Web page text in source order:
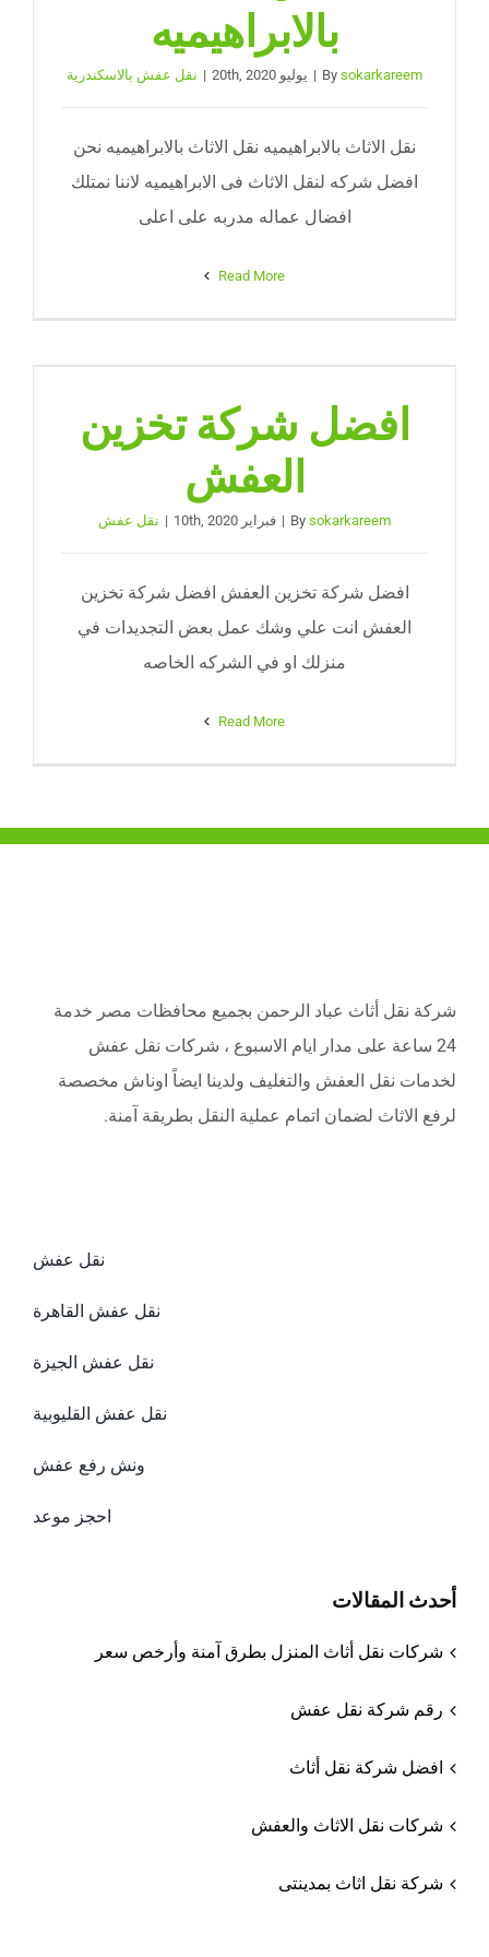
احجز موعد
بالابراهيميه
By sokarkareem
| يوليو 20th, 2020 | نقل عفش بالاسكندرية
نقل الاثاث بالابراهيميه نقل الاثاث بالابراهيميه نحن
افضل شركه لنقل الاثاث فى الابراهيميه لاننا نمتلك
افضال عماله مدربه على اعلى
Read More
افضل شركة تخزين
العفش
By sokarkareem
| فبراير 10th, 2020 | نقل عفش
افضل شركة تخزين العفش افضل شركة تخزين
العفش انت علي وشك عمل بعض التجديدات في
منزلك او في الشركه الخاصه
Read More
شركة نقل أثاث عباد الرحمن بجميع محافظات مصر خدمة
24 ساعة على مدار ايام الاسبوع ، شركات نقل عفش
لخدمات نقل العفش والتغليف ولدينا ايضاً اوناش مخصصة
لرفع الاثاث لضمان اتمام عملية النقل بطريقة آمنة.
نقل عفش
نقل عفش القاهرة
نقل عفش الجيزة
نقل عفش القليوبية
ونش رفع عفش
احجز موعد
أحدث المقالات
شركات نقل أثاث المنزل بطرق آمنة وأرخص سعر
رقم شركة نقل عفش
افضل شركة نقل أثاث
شركات نقل الاثاث والعفش
شركة نقل اثاث بمدينتى